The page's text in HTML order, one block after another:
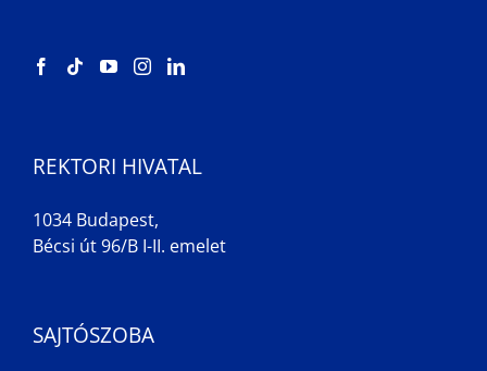
REKTORI HIVATAL
1034 Budapest,
Bécsi út 96/B I-II. emelet
SAJTÓSZOBA